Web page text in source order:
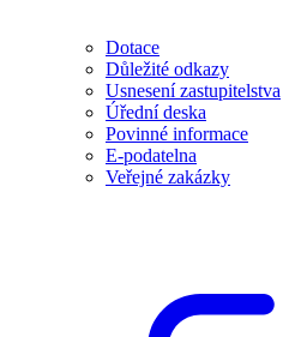
Dotace
Důležité odkazy
Usnesení zastupitelstva
Úřední deska
Povinné informace
E-podatelna
Veřejné zakázky